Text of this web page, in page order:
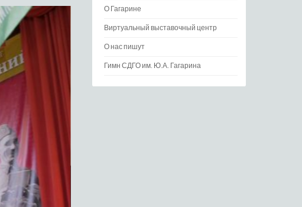
О Гагарине
Виртуальный выставочный центр
О нас пишут
Гимн СДГО им. Ю.А. Гагарина